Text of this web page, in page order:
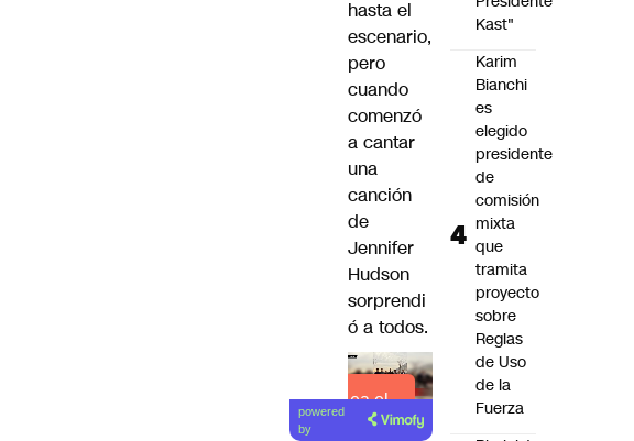
hasta el
escenario,
pero
cuando
comenzó
a cantar
una
canción
de
Jennifer
Hudson
sorprendi
ó a todos.
Lea el
artículo
powered
by
Kast"
Karim
Bianchi
es
elegido
presidente
de
comisión
mixta
que
tramita
proyecto
sobre
Reglas
de Uso
de la
Fuerza